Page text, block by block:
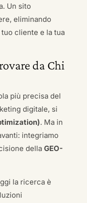
Un sito
eliminando
cliente e la tua
da Chi
più precisa del
digitale, si
. Ma in
integriamo
della GEO-
la ricerca è